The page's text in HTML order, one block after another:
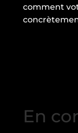
comment
En